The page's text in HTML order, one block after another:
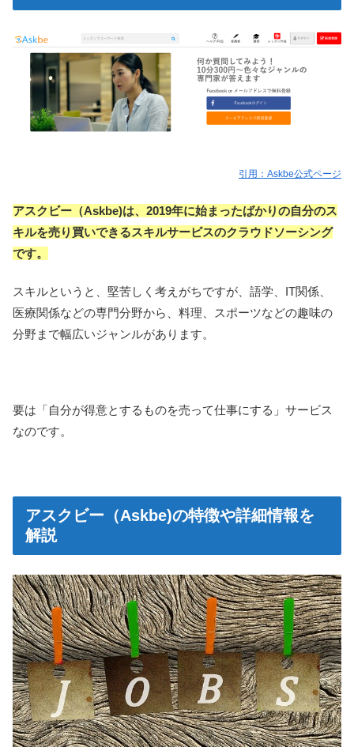
引用：Askbe公式ページ
アスクビー（Askbe)は、2019年に始まったばかりの自分のス
キルを売り買いできるスキルサービスのクラウドソーシング
です。
スキルというと、堅苦しく考えがちですが、語学、IT関係、
医療関係などの専門分野から、料理、スポーツなどの趣味の
分野まで幅広いジャンルがあります。
要は「自分が得意とするものを売って仕事にする」サービス
なのです。
アスクビー（Askbe)の特徴や詳細情報を
解説